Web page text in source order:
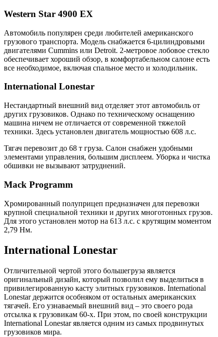
Western Star 4900 EX
Автомобиль популярен среди любителей американского
грузового транспорта. Модель снабжается 6-цилиндровыми
двигателями Cummins или Detroit. 2-метровое лобовое стекло
обеспечивает хороший обзор, в комфортабельном салоне есть
все необходимое, включая спальное место и холодильник.
International Lonestar
Нестандартный внешний вид отделяет этот автомобиль от
других грузовиков. Однако по техническому оснащению
машина ничем не отличается от современной тяжелой
техники. Здесь установлен двигатель мощностью 608 л.с.
Тягач перевозит до 68 т груза. Салон снабжен удобными
элементами управления, большим дисплеем. Уборка и чистка
обшивки не вызывают затруднений.
Mack Programm
Хромированный полуприцеп предназначен для перевозки
крупной специальной техники и других многотонных грузов.
Для этого установлен мотор на 613 л.с. с крутящим моментом
2,79 Нм.
International Lonestar
Отличительной чертой этого большегруза является
оригинальный дизайн, который позволил ему выделиться в
привилегированную касту элитных грузовиков. International
Lonestar держится особняком от остальных американских
тягачей. Его узнаваемый внешний вид – это своего рода
отсылка к грузовикам 60-х. При этом, по своей конструкции
International Lonestar является одним из самых продвинутых
грузовиков мира.